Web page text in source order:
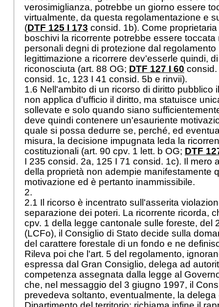
verosimiglianza, potrebbe un giorno essere
virtualmente, da questa regolamentazione e
(DTF 125 I 173 consid. 1b). Come
boschivi la ricorrente potrebbe essere
personali degni di protezione dal regolamento
legittimazione a ricorrere dev'esserle quindi,
riconosciuta (art. 88 OG; DTF 127 I 60
consid. 1c, 123 I 41 consid. 5b e rinvii).
1.6 Nell'ambito di un ricorso di diritto pubblico
non applica d'ufficio il diritto, ma statuisce
sollevate e solo quando siano
deve quindi contenere un'esauriente
quale si possa dedurre se, perché, ed
misura, la decisione impugnata leda la
costituzionali (art. 90 cpv. 1 lett. b OG; DTF
I 235 consid. 2a, 125 I 71 consid. 1c). Il mero
della proprietà non adempie manifestamente
motivazione ed è pertanto inammissibile.
2.
2.1 Il ricorso è incentrato sull'asserita
separazione dei poteri. La ricorrente ricorda,
cpv. 1 della legge cantonale sulle foreste, del
(LCFo), il Consiglio di Stato decide sulla
del carattere forestale di un fondo e ne
Rileva poi che l'art. 5 del regolamento,
espressa dal Gran Consiglio, delega ad
competenza assegnata dalla legge al
che, nel messaggio del 3 giugno 1997, il
prevedeva soltanto, eventualmente, la